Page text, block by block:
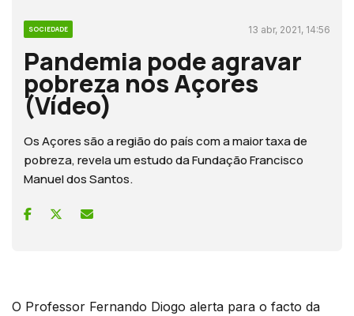
SOCIEDADE 13 abr, 2021, 14:56
Pandemia pode agravar
pobreza nos Açores
(Vídeo)
Os Açores são a região do país com a maior taxa de
pobreza, revela um estudo da Fundação Francisco
Manuel dos Santos.
O Professor Fernando Diogo alerta para o facto da